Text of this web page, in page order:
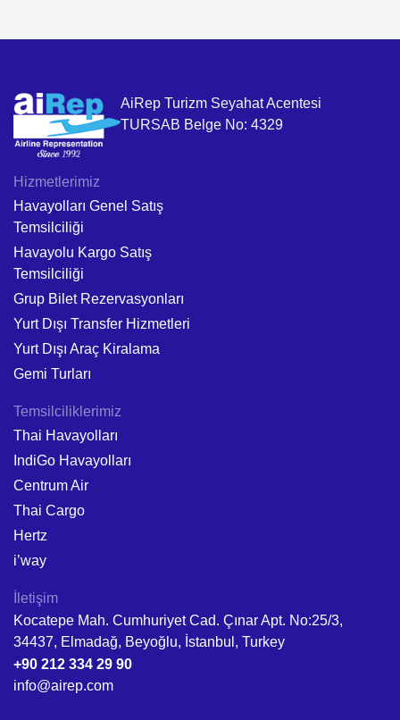
AiRep Turizm Seyahat Acentesi
TURSAB Belge No: 4329
Hizmetlerimiz
Havayolları Genel Satış
Temsilciliği
Havayolu Kargo Satış
Temsilciliği
Grup Bilet Rezervasyonları
Yurt Dışı Transfer Hizmetleri
Yurt Dışı Araç Kiralama
Gemi Turları
Temsilciliklerimiz
Thai Havayolları
IndiGo Havayolları
Centrum Air
Thai Cargo
Hertz
i’way
İletişim
Kocatepe Mah. Cumhuriyet Cad. Çınar Apt. No:25/3,
34437, Elmadağ, Beyoğlu, İstanbul, Turkey
+90 212 334 29 90
info@airep.com